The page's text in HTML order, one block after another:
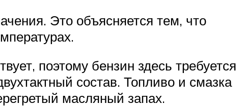
Это объясняется тем, что
поэтому бензин здесь требуется
состав. Топливо и смазка
масляный запах.